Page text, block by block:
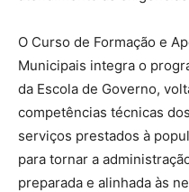
O Curso de Formação e
Municipais integra o
da Escola de Governo,
competências técnicas
serviços prestados à
para tornar a
preparada e alinhada às